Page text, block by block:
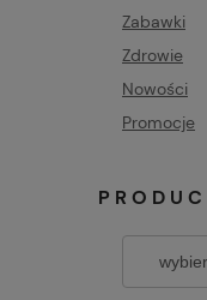
Zabawki
Zdrowie
Nowości
Promocje